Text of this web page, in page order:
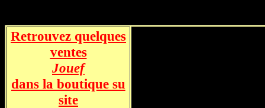
Retrouvez quelques
ventes
Jouef
dans la boutique su
site